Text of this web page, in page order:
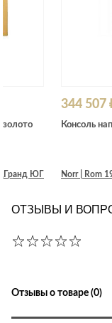
золото
Гранд ЮГ
344 507
Консоль
Norr | Rom
ОТЗЫВЫ И
Отзывы о товаре (0)